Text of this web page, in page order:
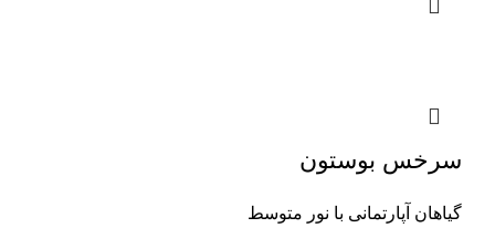
سرخس بوستون
گیاهان آپارتمانی با نور متوسط